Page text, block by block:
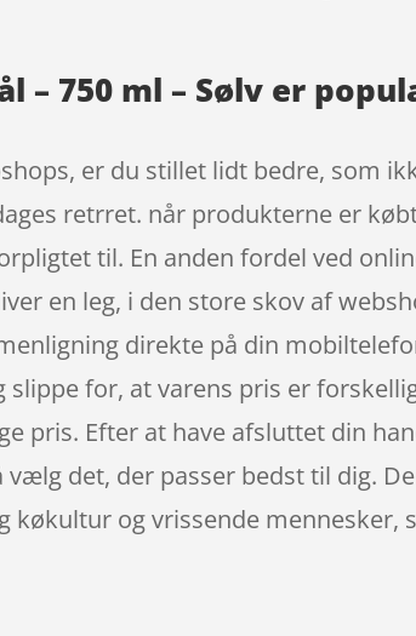
– 750 ml – Sølv er
er du stillet lidt bedre, som
retrret. når produkterne er
til. En anden fordel ved
en leg, i den store skov af
direkte på din
for, at varens pris er
pris. Efter at have afsluttet din
det, der passer bedst til dig.
og vrissende mennesker,